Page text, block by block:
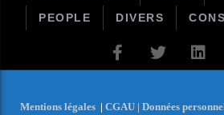
PEOPLE
DIVERS
Mentions légales | CGAU | Données